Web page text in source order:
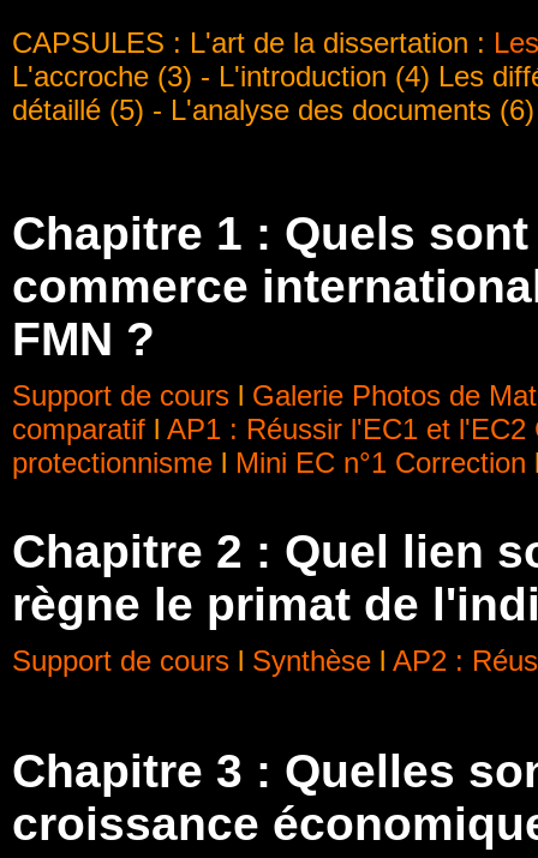
CAPSULES : L'art de la dissertation :
L'accroche (3) - L'introduction (4) Les
détaillé (5) - L'analyse des documents
Chapitre 1 : Quels
commerce
FMN ?
Support de cours l Galerie Photos de
comparatif l AP1 : Réussir l'EC1 et l'EC2
protectionnisme l Mini EC n°1 Correction
Chapitre 2 : Quel lien
règne le primat de
Support de cours l Synthèse l AP2 :
Chapitre 3 : Quelles
croissance